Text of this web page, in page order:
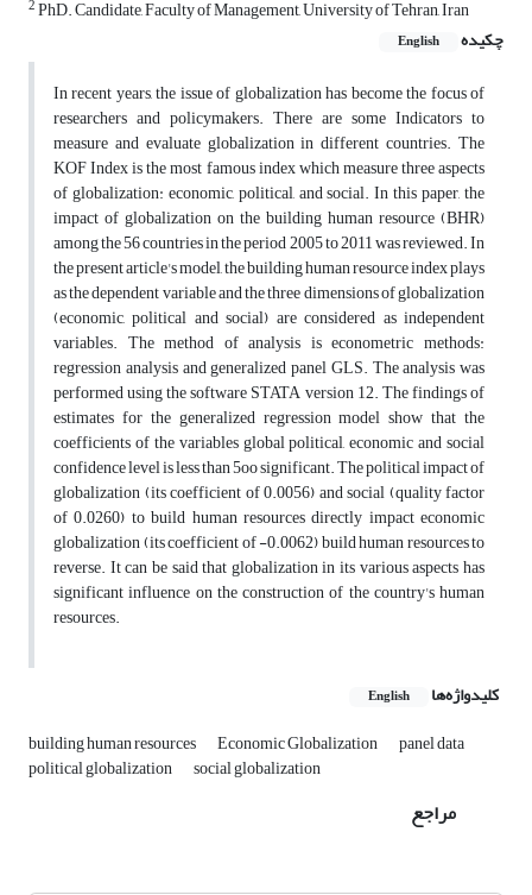
2PhD. Candidate, Faculty of Management, University of Tehran, Iran
چکیده
English
In recent years, the issue of globalization has become the focus of
researchers and policymakers. There are some Indicators to
measure and evaluate globalization in different countries. The
KOF Index is the most famous index which measure three aspects
of globalization: economic, political, and social. In this paper, the
impact of globalization on the building human resource (BHR)
among the 56 countries in the period 2005 to 2011 was reviewed. In
the present article's model, the building human resource index plays
as the dependent variable and the three dimensions of globalization
(economic, political and social) are considered as independent
variables. The method of analysis is econometric methods:
regression analysis and generalized panel GLS. The analysis was
performed using the software STATA version 12. The findings of
estimates for the generalized regression model show that the
coefficients of the variables global political, economic and social
confidence level is less than 5oo significant. The political impact of
globalization (its coefficient of 0.0056) and social (quality factor
of 0.0260) to build human resources directly impact economic
globalization (its coefficient of -0.0062) build human resources to
reverse. It can be said that globalization in its various aspects has
significant influence on the construction of the country's human
resources.
کلیدواژه‌ها English
building human resources Economic Globalization panel data
political globalization social globalization
مراجع